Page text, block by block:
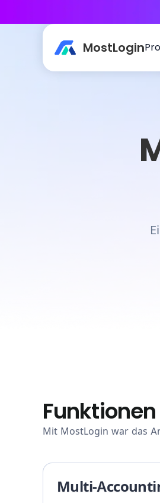
MostLogin
Mit MostLogin war das
Multi-